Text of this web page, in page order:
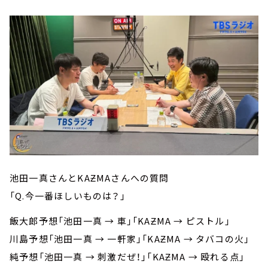
池田一真さんとKAƵMAさんへの質問
「Q.今一番ほしいものは？」
飯大郎予想「池田一真 → 車」「KAƵMA → ピストル」
川島予想「池田一真 → 一軒家」「KAƵMA → タバコの火」
純予想「池田一真 → 刺激だぜ！」「KAƵMA → 殴れる点」